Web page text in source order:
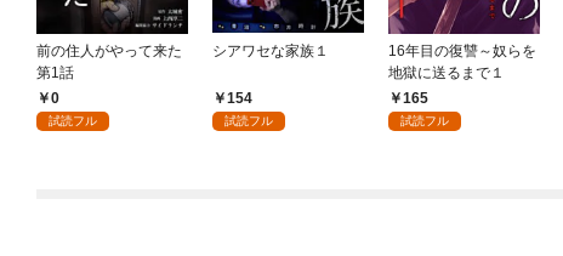
前の住人がやって来た
第1話
0
試読フル
シアワセな家族１
154
試読フル
16年目の復讐～奴らを
地獄に送るまで１
165
試読フル